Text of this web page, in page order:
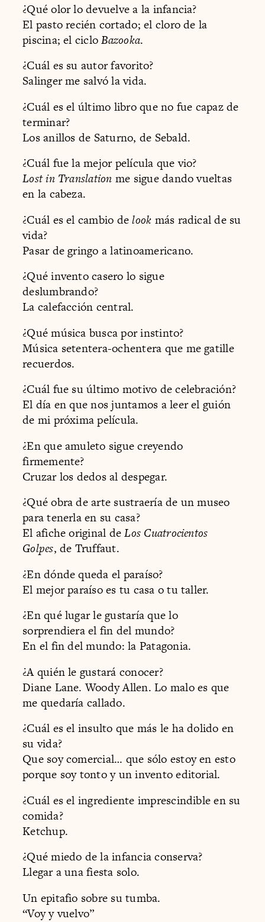
¿Qué olor lo devuelve a la infancia?
El pasto recién cortado; el cloro de la
piscina; el cicloBazooka.
¿Cuál es su autor favorito?
Salinger me salvó la vida.
¿Cuál es el último libro que no fue capaz de
terminar?
Los anillos de Saturno, de Sebald.
¿Cuál fue la mejor película que vio?
Lost in Translation me sigue dando vueltas
en la cabeza.
¿Cuál es el cambio delook más radical de su
vida?
Pasar de gringo a latinoamericano.
¿Qué invento casero lo sigue
deslumbrando?
La calefacción central.
¿Qué música busca por instinto?
Música setentera-ochentera que me gatille
recuerdos.
¿Cuál fue su último motivo de celebración?
El día en que nos juntamos a leer el guión
de mi próxima película.
¿En que amuleto sigue creyendo
firmemente?
Cruzar los dedos al despegar.
¿Qué obra de arte sustraería de un museo
para tenerla en su casa?
El afiche original deLos Cuatrocientos
Golpes, de Truffaut.
¿En dónde queda el paraíso?
El mejor paraíso es tu casa o tu taller.
¿En qué lugar le gustaría que lo
sorprendiera el fin del mundo?
En el fin del mundo: la Patagonia.
¿A quién le gustará conocer?
Diane Lane. Woody Allen. Lo malo es que
me quedaría callado.
¿Cuál es el insulto que más le ha dolido en
su vida?
Que soy comercial… que sólo estoy en esto
porque soy tonto y un invento editorial.
¿Cuál es el ingrediente imprescindible en su
comida?
Ketchup.
¿Qué miedo de la infancia conserva?
Llegar a una fiesta solo.
Un epitafio sobre su tumba.
“Voy y vuelvo”